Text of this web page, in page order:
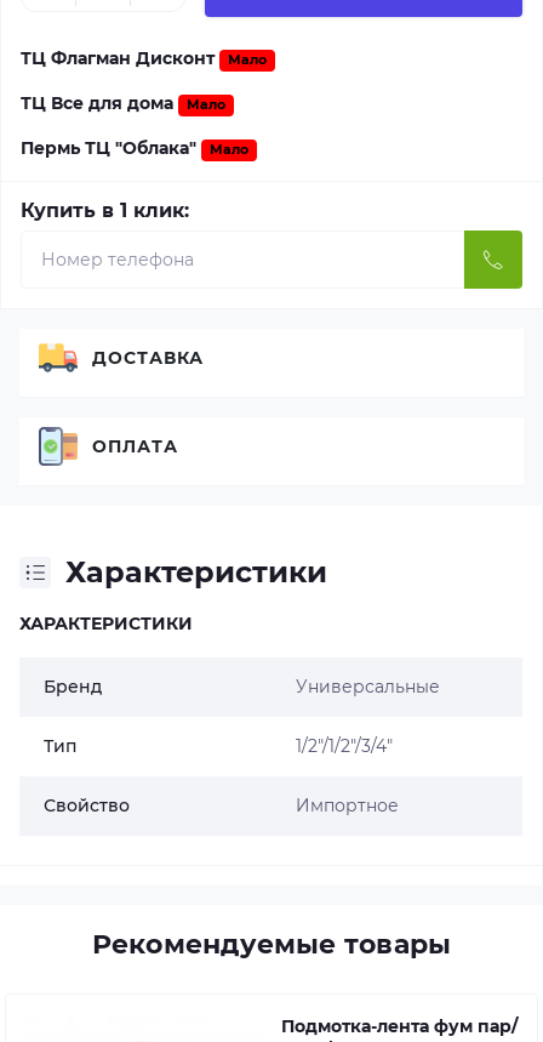
ТЦ Флагман Дисконт Мало
ТЦ Все для дома Мало
Пермь ТЦ "Облака" Мало
Купить в 1 клик:
Характеристики
ХАРАКТЕРИСТИКИ
Бренд Универсальные
Тип 1/2"/1/2"/3/4"
Свойство Импортное
ДОСТАВКА
ОПЛАТА
Рекомендуемые товары
Подмотка-лента фум пар/